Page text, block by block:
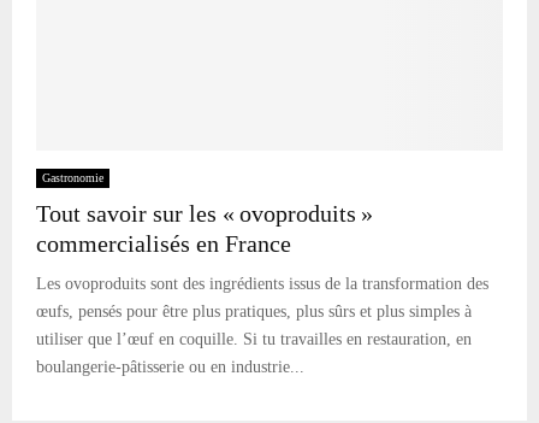
Gastronomie
Tout savoir sur les « ovoproduits »
commercialisés en France
Les ovoproduits sont des ingrédients issus de la transformation des
œufs, pensés pour être plus pratiques, plus sûrs et plus simples à
utiliser que l’œuf en coquille. Si tu travailles en restauration, en
boulangerie-pâtisserie ou en industrie...